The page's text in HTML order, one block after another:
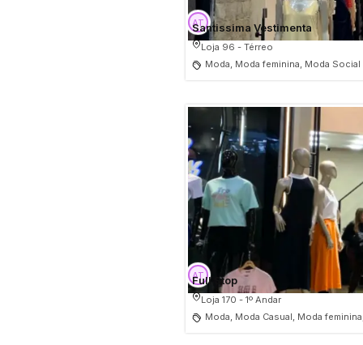
Santissima Vestimenta
Loja 96 - Térreo
Moda, Moda feminina, Moda Social
Full Stop
Loja 170 - 1º Andar
Moda, Moda Casual, Moda